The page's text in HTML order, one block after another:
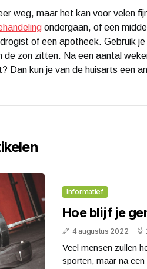
weg, maar het kan voor velen
ondergaan, of een
of een apotheek. Gebruik
de zon zitten. Na een aantal
Dan kun je van de huisarts een
Informatief
Hoe blijf je
4 augustus 2022
Veel mensen zullen
sporten, maar na een